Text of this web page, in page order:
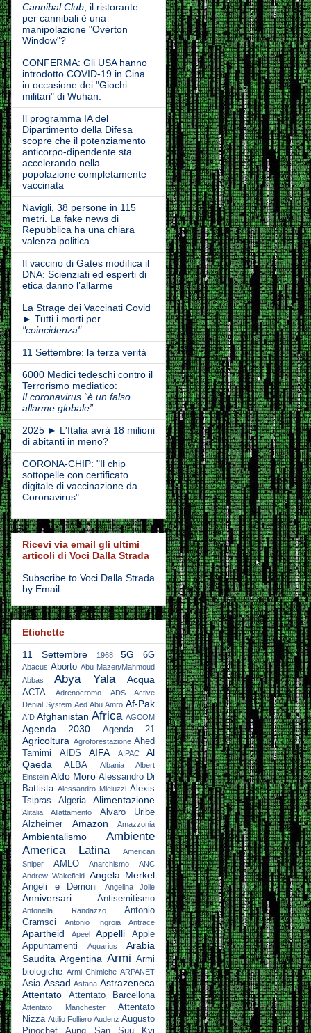
Cannibal Club , il ristorante
per cannibali è una
manipolazione "Overton
Window"?
CONFERMA: Gli USA hanno
introdotto COVID-19 in Cina
in occasione dei "Giochi
militari" di Wuhan.
Il programma IA del
Dipartimento della Difesa
scopre che il potenziamento
anticorpo-dipendente sta
accelerando nella
popolazione completamente
vaccinata
Navigli, 38 persone in 115
metri. La fake news di
Repubblica ha una chiara
valenza politica
Il vaccino di Gates modifica il
DNA: Scienziati ed esperti di
etica danno l’allarme
La Strage dei Vaccinati Covid
► Tutti i morti per
"coincidenza"
11 Settembre: la terza verità
6000 Medici tedeschi contro il
Terrorismo mediatico:
Il coronavirus “è un falso
allarme globale”
2025 ► L'Italia avrà 18 milioni
di abitanti in meno?
CORONA-CHIP: "Il chip
sottopelle con certificato
digitale di vaccinazione da
Coronavirus"
Ricevi via email gli ultimi
articoli di Voci Dalla Strada
Subscribe to Voci Dalla Strada
by Email
Etichette
11 Settembre
1968 5G 6G
Abacus Aborto Abu Mazen/Mahmoud
Abbas
Abya Yala Acqua
ACTA Adrenocromo
ADS Active
Denial System Aed Abu Amro Af-Pak
AfD Afghanistan Africa AGCOM
Agenda 2030 Agenda 21
Agricoltura Agroforestazione Ahed
Tamimi
AIDS AIFA AIPAC
Al
Qaeda
ALBA Albania
Albert
Einstein Aldo Moro Alessandro Di
Battista Alessandro Mieluzzi Alexis
Tsipras
Algeria Alimentazione
Alitalia Allattamento
Alvaro Uribe
Alzheimer
Amazon Amazzonia
Ambientalismo
Ambiente
America Latina
American
Sniper
AMLO Anarchismo
ANC
Andrew Wakefield Angela Merkel
Angeli e Demoni Angelina Jolie
Anniversari Antisemitismo
Antonella Randazzo
Antonio
Gramsci
Antonio Ingroia Antrace
Apartheid Apeel Appelli
Apple
Appuntamenti
Aquarius
Arabia
Saudita Argentina Armi Armi
biologiche Armi Chimiche ARPANET
Asia Assad Astana Astrazeneca
Attentato
Attentato Barcellona
Attentato Manchester
Attentato
Nizza Attilio Folliero Audenz Augusto
Pinochet
Aung San Suu Kyi